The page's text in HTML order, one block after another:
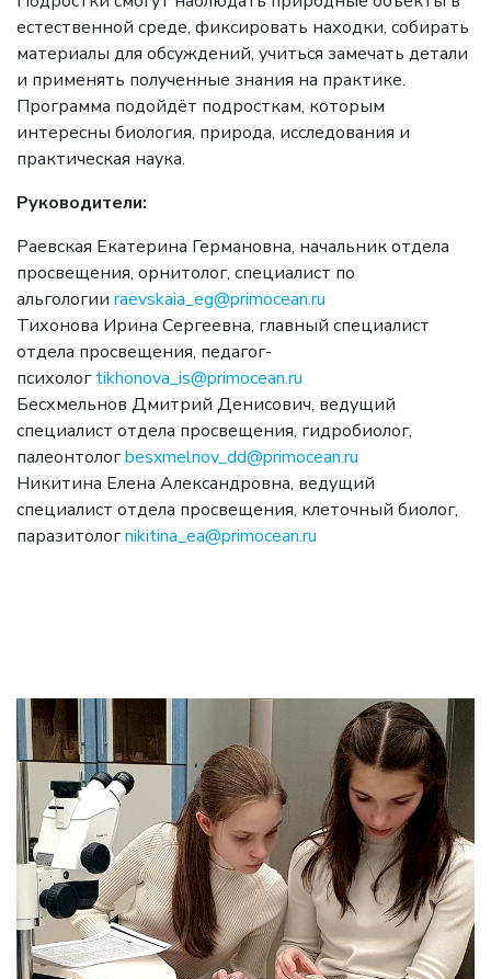
естественной среде, фиксировать находки, собирать
материалы для обсуждений, учиться замечать детали
и применять полученные знания на практике.
Программа подойдёт подросткам, которым
интересны биология, природа, исследования и
практическая наука.
Руководители:
Раевская Екатерина Германовна, начальник отдела
просвещения, орнитолог, специалист по
альгологии raevskaia_eg@primocean.ru
Тихонова Ирина Сергеевна, главный специалист
отдела просвещения, педагог-
психологtikhonova_is@primocean.ru
Бесхмельнов Дмитрий Денисович, ведущий
специалист отдела просвещения, гидробиолог,
палеонтологbesxmelnov_dd@primocean.ru
Никитина Елена Александровна, ведущий
специалист отдела просвещения, клеточный биолог,
паразитологnikitina_ea@primocean.ru